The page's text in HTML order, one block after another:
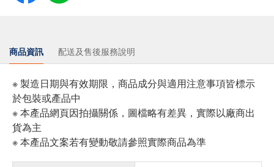
商品資訊 配送及售後服務說明
※ 製造日期與有效期限，商品成分與適用注意事項皆標示
於包裝或產品中
※ 本產品網頁因拍攝關係，圖檔略有差異，實際以廠商出
貨為主
※ 本產品文案若有變動敬請參照實際商品為準